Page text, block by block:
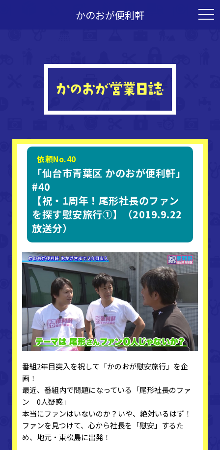
かのおが便利軒
依頼No.40
「仙台市青葉区 かのおが便利軒」
#40
【祝・1周年！尾形社長のファン
を探す慰安旅行①】（2019.9.22
放送分）
番組2年目突入を祝して「かのおが慰安旅行」を企
画！
最近、番組内で問題になっている「尾形社長のファ
ン 0人疑惑」
本当にファンはいないのか？いや、絶対いるはず！
ファンを見つけて、心から社長を「慰安」するた
め、地元・東松島に出発！